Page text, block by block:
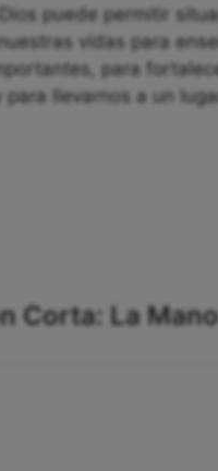
puede permitir
vidas para
para
para llevarnos a un
Corta: La